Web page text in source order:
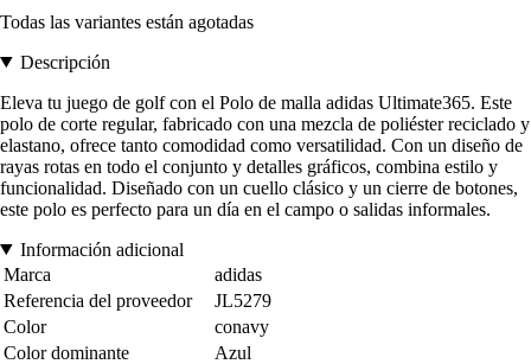
Todas las variantes están agotadas
Descripción
Eleva tu juego de golf con el Polo de malla adidas Ultimate365. Este
polo de corte regular, fabricado con una mezcla de poliéster reciclado y
elastano, ofrece tanto comodidad como versatilidad. Con un diseño de
rayas rotas en todo el conjunto y detalles gráficos, combina estilo y
funcionalidad. Diseñado con un cuello clásico y un cierre de botones,
este polo es perfecto para un día en el campo o salidas informales.
Información adicional
Marca
adidas
Referencia del proveedor
JL5279
Color
conavy
Color dominante
Azul